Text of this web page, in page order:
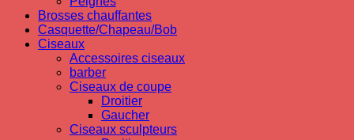
Brosses chauffantes
Casquette/Chapeau/Bob
Ciseaux
Accessoires ciseaux
barber
Ciseaux de coupe
Droitier
Gaucher
Ciseaux sculpteurs